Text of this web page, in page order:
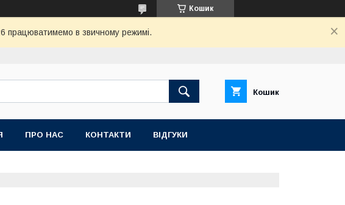
Кошик
працюватимемо в звичному режимі.
Кошик
ПРО НАС КОНТАКТИ ВІДГУКИ